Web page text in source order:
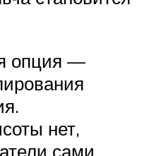
опция —
нет,
сами